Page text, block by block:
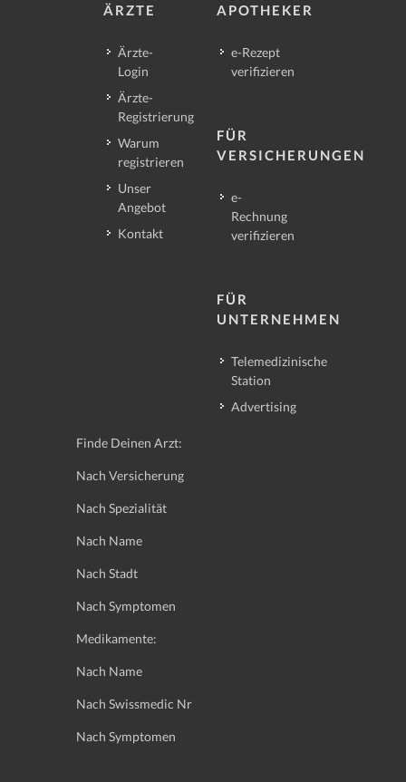
ÄRZTE
Ärzte-
Login
Ärzte-
Registrierung
Warum
registrieren
Unser
Angebot
Kontakt
APOTHEKER
e-Rezept
verifizieren
FÜR
VERSICHERUNGEN
e-
Rechnung
verifizieren
FÜR
UNTERNEHMEN
Telemedizinische
Station
Advertising
Finde Deinen Arzt:
Nach Versicherung
Nach Spezialität
Nach Name
Nach Stadt
Nach Symptomen
Medikamente:
Nach Name
Nach Swissmedic Nr
Nach Symptomen